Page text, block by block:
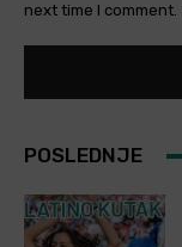
next time I comment.
POSLEDNJE